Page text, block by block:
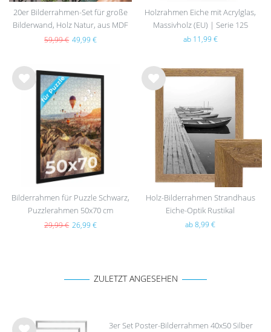
20er Bilderrahmen-Set für große
Bilderwand, Holz Natur, aus MDF
59,99 € 49,99 €
Holzrahmen Eiche mit Acrylglas,
Massivholz (EU) | Serie 125
ab 11,99 €
Wu
Bilderrahmen für Puzzle Schwarz,
Puzzlerahmen 50x70 cm
29,99 € 26,99 €
Wu
nsc
hlist
Holz-Bilderrahmen Strandhaus
Eiche-Optik Rustikal
ab 8,99 €
ZULETZT ANGESEHEN
3er Set Poster-Bilderrahmen 40x50 Silber